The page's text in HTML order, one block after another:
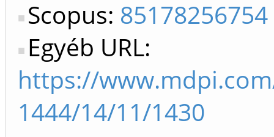
Scopus: 85178256754
Egyéb URL:
https://
1444/14/11/1430